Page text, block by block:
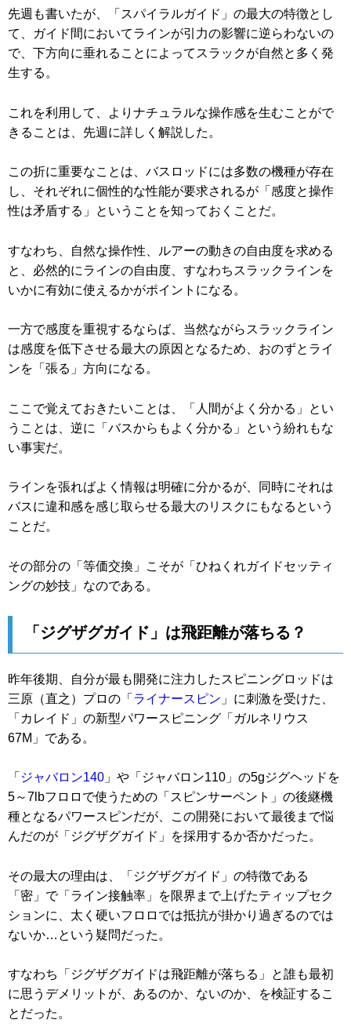
先週も書いたが、「スパイラルガイド」の最大の特徴とし
て、ガイド間においてラインが引力の影響に逆らわないの
で、下方向に垂れることによってスラックが自然と多く発
生する。
これを利用して、よりナチュラルな操作感を生むことがで
きることは、先週に詳しく解説した。
この折に重要なことは、バスロッドには多数の機種が存在
し、それぞれに個性的な性能が要求されるが「感度と操作
性は矛盾する」ということを知っておくことだ。
すなわち、自然な操作性、ルアーの動きの自由度を求める
と、必然的にラインの自由度、すなわちスラックラインを
いかに有効に使えるかがポイントになる。
一方で感度を重視するならば、当然ながらスラックライン
は感度を低下させる最大の原因となるため、おのずとライ
ンを「張る」方向になる。
ここで覚えておきたいことは、「人間がよく分かる」とい
うことは、逆に「バスからもよく分かる」という紛れもな
い事実だ。
ラインを張ればよく情報は明確に分かるが、同時にそれは
バスに違和感を感じ取らせる最大のリスクにもなるという
ことだ。
その部分の「等価交換」こそが「ひねくれガイドセッティ
ングの妙技」なのである。
「ジグザグガイド」は飛距離が落ちる？
昨年後期、自分が最も開発に注力したスピニングロッドは
三原（直之）プロの「 ライナースピン 」に刺激を受けた、
「カレイド」の新型パワースピニング「ガルネリウス
67M」である。
「 ジャバロン140 」や「ジャバロン110」の5gジグヘッドを
5～7lbフロロで使うための「スピンサーペント」の後継機
種となるパワースピンだが、この開発において最後まで悩
んだのが「ジグザグガイド」を採用するか否かだった。
その最大の理由は、「ジグザグガイド」の特徴である
「密」で「ライン接触率」を限界まで上げたティップセク
ションに、太く硬いフロロでは抵抗が掛かり過ぎるのでは
ないか…という疑問だった。
すなわち「ジグザグガイドは飛距離が落ちる」と誰も最初
に思うデメリットが、あるのか、ないのか、を検証するこ
とだった。